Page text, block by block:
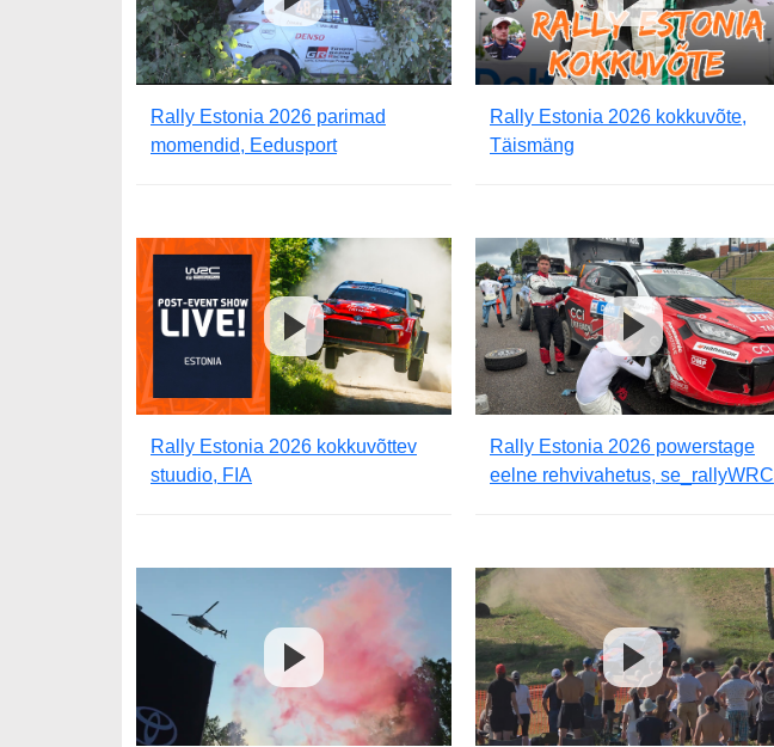
Rally Estonia 2026 parimad
momendid, Eedusport
Rally Estonia 2026 kokkuvõte,
Täismäng
Rally Estonia 2026 kokkuvõttev
stuudio, FIA
Rally Estonia 2026 powerstage
eelne rehvivahetus, se_rallyWRC